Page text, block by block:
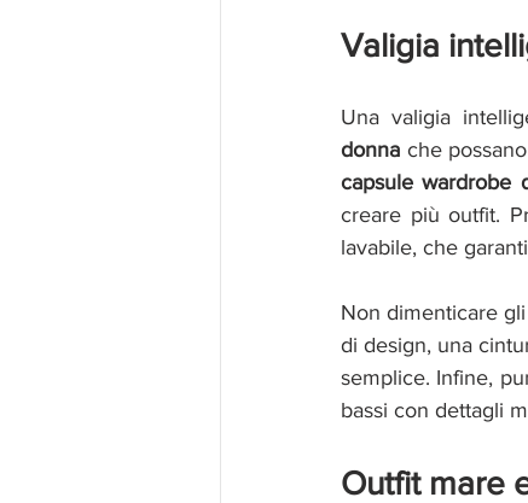
Valigia
Una valigia
donna
capsule wardrobe
creare più outfit.
lavabile, che
Non dimenticare gli
di design, una
semplice. Infine,
bassi con dettagli
Outfit mare